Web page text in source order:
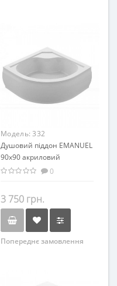
Модель:332
Душовий піддон EMANUEL
90х90 акриловий
0
3 750 грн.
Попереднє замовлення